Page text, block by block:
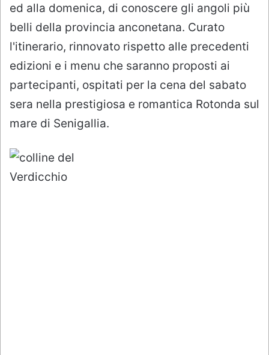
ed alla domenica, di conoscere gli angoli più
belli della provincia anconetana. Curato
l'itinerario, rinnovato rispetto alle precedenti
edizioni e i menu che saranno proposti ai
partecipanti, ospitati per la cena del sabato
sera nella prestigiosa e romantica Rotonda sul
mare di Senigallia.